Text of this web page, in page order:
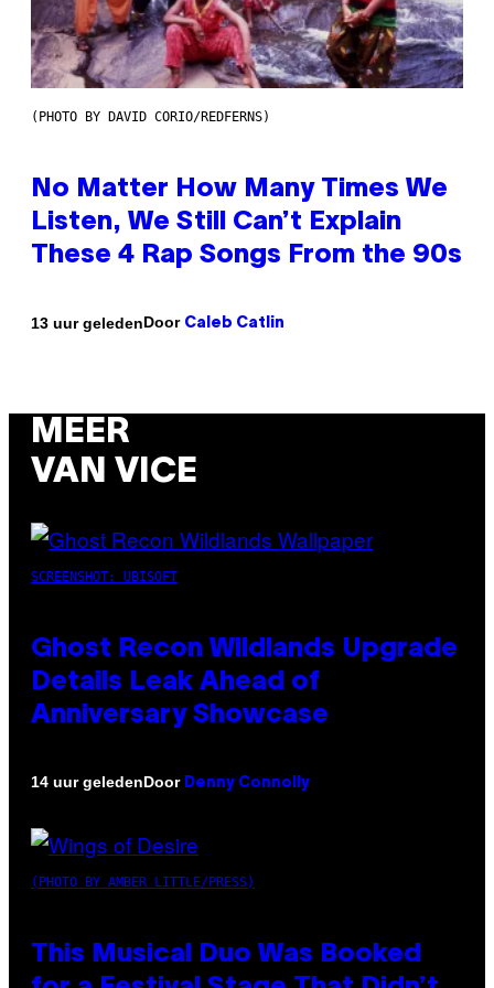
(PHOTO BY DAVID CORIO/REDFERNS)
No Matter How Many Times We
Listen, We Still Can’t Explain
These 4 Rap Songs From the 90s
13 uur geledenDoor Caleb Catlin
MEER
VAN VICE
SCREENSHOT: UBISOFT
Ghost Recon Wildlands Upgrade
Details Leak Ahead of
Anniversary Showcase
14 uur geledenDoor Denny Connolly
(PHOTO BY AMBER LITTLE/PRESS)
This Musical Duo Was Booked